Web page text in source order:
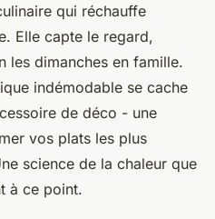
qui réchauffe
Elle capte le regard,
les dimanches en famille.
indémodable se cache
de déco - une
vos plats les plus
science de la chaleur que
à ce point.